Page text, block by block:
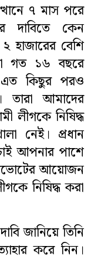
৭ মাস পরে
দাবিতে কেন
হাজারের বেশি
গত ১৬ বছরে
এত কিছুর পরও
তারা আমাদের
লীগকে নিষিদ্ধ
নেই। প্রধান
আপনার পাশে
আয়োজন
নিষিদ্ধ করা
জানিয়ে তিনি
করে নিন।